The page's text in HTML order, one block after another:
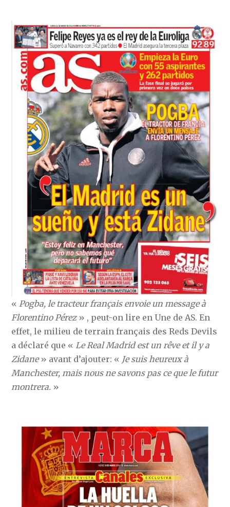
« Pogba, le tracteur français envoie un message à
Florentino Pérez» , peut-on lire en Une de AS. En
effet, le milieu de terrain français des Reds Devils
a déclaré que « Le Real Madrid est un rêve et il y a
Zidane» avant d’ajouter: « Je suis heureux à
Manchester, mais nous ne savons pas ce que le futur
montrera. »